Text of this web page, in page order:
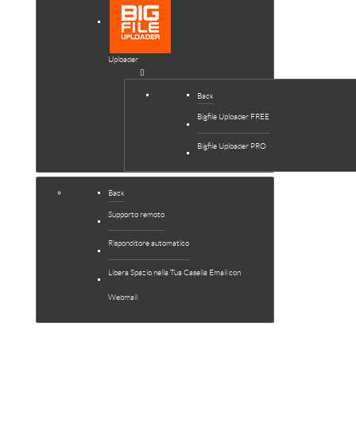
Uploader
Back
Bigfile Uploader FREE
Bigfile Uploader PRO
Back
Supporto remoto
Risponditore automatico
Libera Spazio nella Tua Casella Email con
Webmail